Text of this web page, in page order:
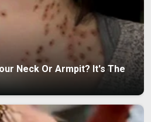
Neck Or Armpit? It's The